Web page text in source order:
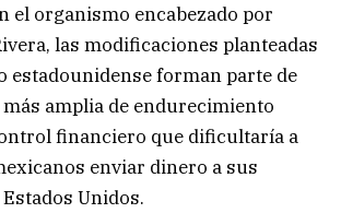
el organismo encabezado por
las modificaciones planteadas
estadounidense forman parte de
amplia de endurecimiento
financiero que dificultaría a
enviar dinero a sus
Unidos.